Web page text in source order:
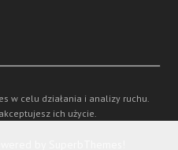
w celu działania i analizy ruchu.
ich użycie.